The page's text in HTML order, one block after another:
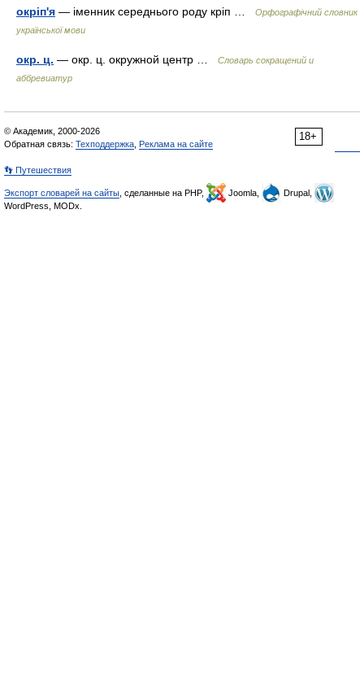
окріп'я — іменник середнього роду кріп …
Орфографічний словник
української мови
окр. ц. — окр. ц. окружной центр …
Словарь сокращений и
аббревиатур
18+
© Академик, 2000-2026
Обратная связь: Техподдержка Реклама на сайте
👣 Путешествия
Экспорт словарей на сайты , сделанные на PHP, Joomla,
Drupal,
WordPress, MODx.